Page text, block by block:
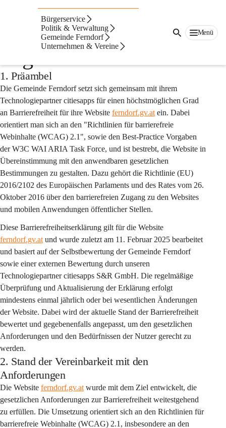
Bürgerservice
Politik & Verwaltung
Gemeinde Ferndorf
Unternehmen & Vereine
Menü
Barrierefreiheitserklär
1. Präambel
Die Gemeinde Ferndorf setzt sich gemeinsam mit ihrem
Technologiepartner citiesapps für einen höchstmöglichen Grad
an Barrierefreiheit für ihre Website ferndorf.gv.at ein. Dabei
orientiert man sich an den "Richtlinien für barrierefreie
Webinhalte (WCAG) 2.1", sowie den Best-Practice Vorgaben
der W3C WAI ARIA Task Force, und ist bestrebt, die Website in
Übereinstimmung mit den anwendbaren gesetzlichen
Bestimmungen zu gestalten. Dazu gehört die Richtlinie (EU)
2016/2102 des Europäischen Parlaments und des Rates vom 26.
Oktober 2016 über den barrierefreien Zugang zu den Websites
und mobilen Anwendungen öffentlicher Stellen.
Diese Barrierefreiheitserklärung gilt für die Website
ferndorf.gv.at und wurde zuletzt am 11. Februar 2025 bearbeitet
und basiert auf der Selbstbewertung der Gemeinde Ferndorf
sowie einer externen Bewertung durch unseren
Technologiepartner citiesapps S&R GmbH. Die regelmäßige
Überprüfung und Aktualisierung der Erklärung erfolgt
mindestens einmal jährlich oder bei wesentlichen Änderungen
der Website. Dabei wird der aktuelle Stand der Barrierefreiheit
bewertet und gegebenenfalls angepasst, um den gesetzlichen
Anforderungen und den Bedürfnissen der Nutzer gerecht zu
werden.
2. Stand der Vereinbarkeit mit den
Anforderungen
Die Website ferndorf.gv.at wurde mit dem Ziel entwickelt, die
gesetzlichen Anforderungen zur Barrierefreiheit weitestgehend
zu erfüllen. Die Umsetzung orientiert sich an den Richtlinien für
barrierefreie Webinhalte (WCAG) 2.1, insbesondere an den